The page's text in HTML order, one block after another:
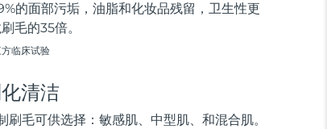
的面部污垢，油脂和化妆品残留，卫生性更
毛的35倍。
临床试验
清洁
刷毛可供选择：敏感肌、中型肌、和混合肌。